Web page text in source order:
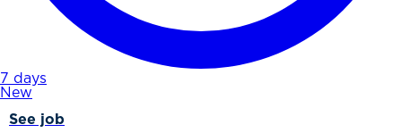
7 days
New
See job